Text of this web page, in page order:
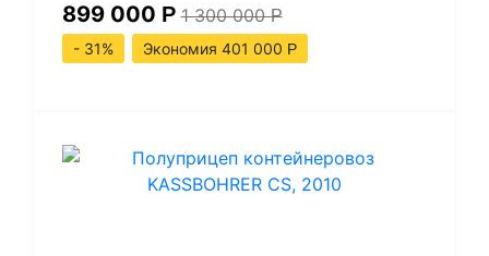
899 000 Р 1 300 000Р
- 31%
Экономия 401 000 Р